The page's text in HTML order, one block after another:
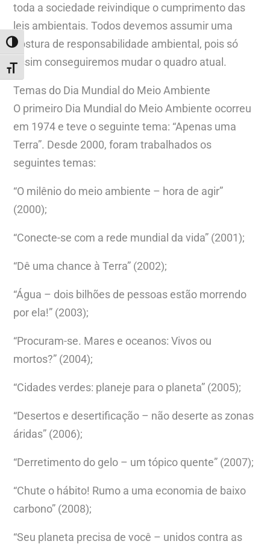
ALTERNAR ALTO CONTRASTE
ALTERNAR TAMANHO DA FONTE
toda a sociedade reivindique o cumprimento das
leis ambientais. Todos devemos assumir uma
postura de responsabilidade ambiental, pois só
assim conseguiremos mudar o quadro atual.
Temas do Dia Mundial do Meio Ambiente
O primeiro Dia Mundial do Meio Ambiente ocorreu
em 1974 e teve o seguinte tema: “Apenas uma
Terra”. Desde 2000, foram trabalhados os
seguintes temas:
“O milênio do meio ambiente – hora de agir”
(2000);
“Conecte-se com a rede mundial da vida” (2001);
“Dê uma chance à Terra” (2002);
“Água – dois bilhões de pessoas estão morrendo
por ela!” (2003);
“Procuram-se. Mares e oceanos: Vivos ou
mortos?” (2004);
“Cidades verdes: planeje para o planeta” (2005);
“Desertos e desertificação – não deserte as zonas
áridas” (2006);
“Derretimento do gelo – um tópico quente” (2007);
“Chute o hábito! Rumo a uma economia de baixo
carbono” (2008);
“Seu planeta precisa de você – unidos contra as